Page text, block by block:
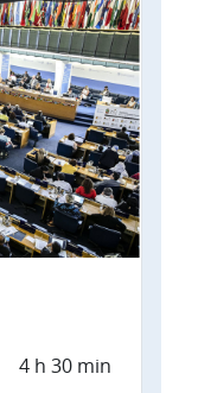
4 h 30 min